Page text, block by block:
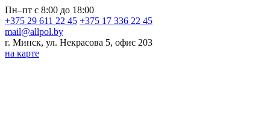
Пн–пт с 8:00 до 18:00
+375 29 611 22 45 +375 17 336 22 45
mail@allpol.by
г. Минск, ул. Некрасова 5, офис 203
на карте